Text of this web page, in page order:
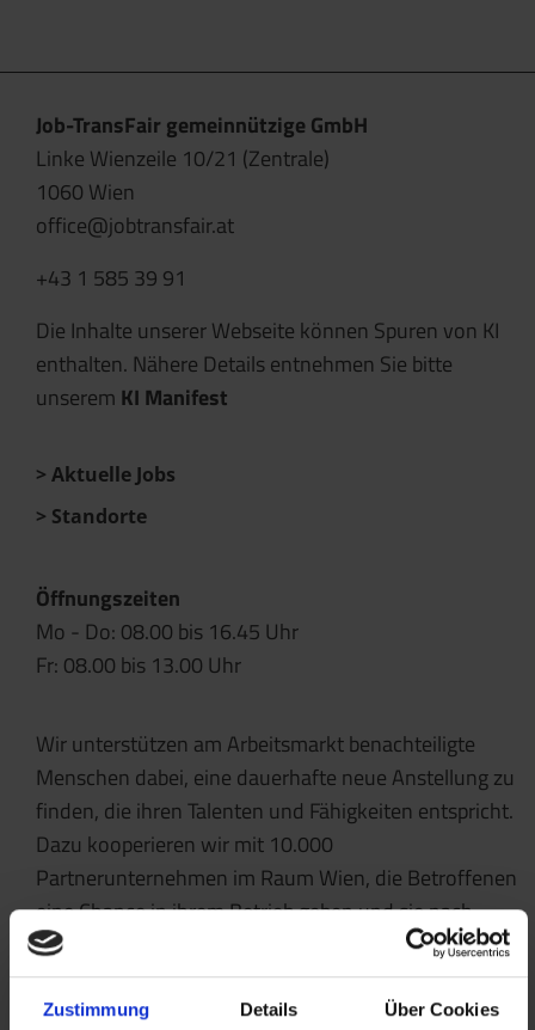
Zustimmung Details Über Cookies
Job-TransFair gemeinnützige GmbH
Linke Wienzeile 10/21 (Zentrale)
1060 Wien
office@jobtransfair.at
+43 1 585 39 91
Die Inhalte unserer Webseite können Spuren von KI
enthalten. Nähere Details entnehmen Sie bitte
unserem KI Manifest
Aktuelle Jobs
Standorte
Öffnungszeiten
Mo - Do: 08.00 bis 16.45 Uhr
Fr: 08.00 bis 13.00 Uhr
Wir unterstützen am Arbeitsmarkt benachteiligte
Menschen dabei, eine dauerhafte neue Anstellung zu
finden, die ihren Talenten und Fähigkeiten entspricht.
Dazu kooperieren wir mit 10.000
Partnerunternehmen im Raum Wien, die Betroffenen
eine Chance in ihrem Betrieb geben und sie nach
einer Probephase fest in ihr Team übernehmen. Mit
finanzieller Unterstützung des Arbeitsmarktservice
Wien.